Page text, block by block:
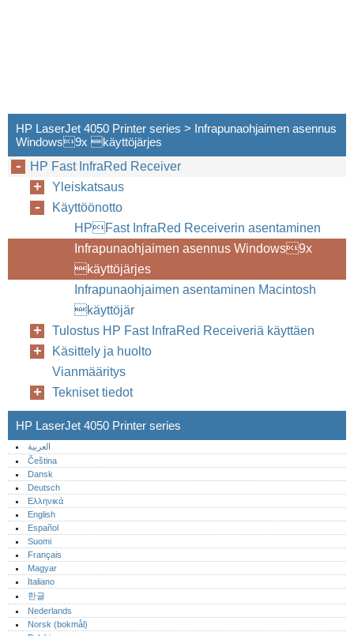
HP LaserJet 4050 Printer series > Infrapunaohjaimen asennus
Windows9x käyttöjärjes
HP Fast InfraRed Receiver
Yleiskatsaus
Käyttöönotto
HPFast InfraRed Receiverin asentaminen
Infrapunaohjaimen asennus Windows9x
käyttöjärjes
Infrapunaohjaimen asentaminen Macintosh
käyttöjär
Tulostus HP Fast InfraRed Receiveriä käyttäen
Käsittely ja huolto
Vianmääritys
Tekniset tiedot
HP LaserJet 4050 Printer series
العربية
Čeština
Dansk
Deutsch
Ελληνικά
English
Español
Suomi
Français
Magyar
Italiano
한글
Nederlands
Norsk (bokmål)‎